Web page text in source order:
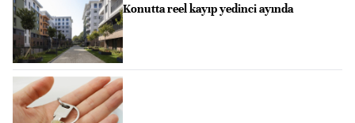
Konutta reel kayıp yedinci ayında